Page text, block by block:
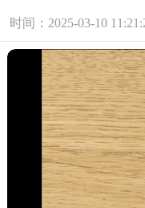
时间：2025-03-10